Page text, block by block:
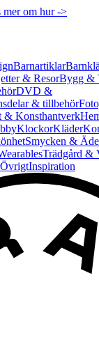
mer om hur ->
Barnartiklar
& ResorBygg &
DVD &
& tillbehör
& Konsthantverk
KlockorKläder
Smycken &
Trädgård &
ÖvrigtInspiration